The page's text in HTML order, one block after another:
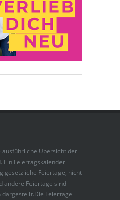
Übersicht der
Ein Feiertagskalender
gesetzliche Feiertage, nicht
andere Feiertage sind
Feiertage